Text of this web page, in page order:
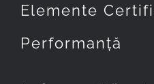
Elemente
Performanță